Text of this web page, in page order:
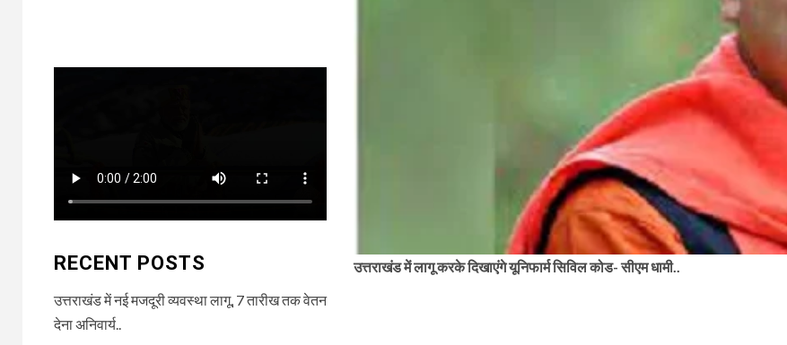
उत्तराखंड में लागू करके दिखाएंगे यूनिफार्म सिविल कोड- सीएम धामी..
RECENT POSTS
उत्तराखंड में नई मजदूरी व्यवस्था लागू, 7 तारीख तक वेतन
देना अनिवार्य..